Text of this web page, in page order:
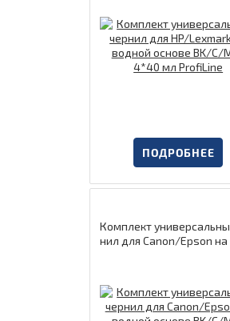
ПОДРОБНЕЕ
Комплект
нил для Canon/Epson на